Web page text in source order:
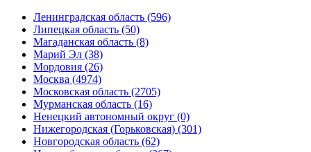
Ленинградская область (596)
Липецкая область (50)
Магаданская область (8)
Марий Эл (38)
Мордовия (26)
Москва (4974)
Московская область (2705)
Мурманская область (16)
Ненецкий автономный округ (0)
Нижегородская (Горьковская) (301)
Новгородская область (62)